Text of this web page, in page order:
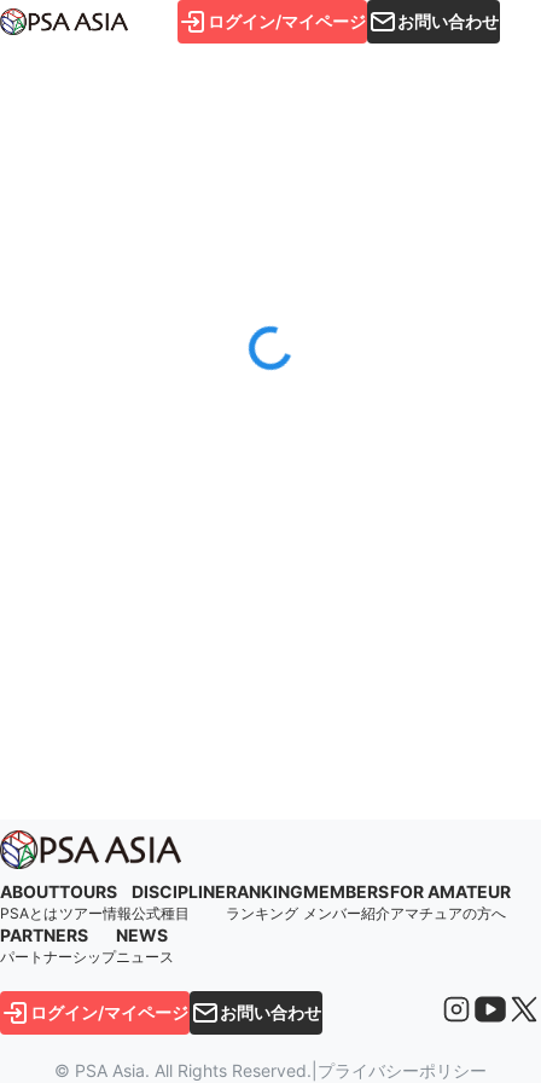
ログイン/マイページ お問い合わせ
ABOUT
PSAとは
TOURS
ツアー情報
DISCIPLINE
公式種目
RANKING
ランキング
MEMBERS
メンバー紹介
FOR AMATEUR
アマチュアの方へ
PARTNERS
パートナーシップ
NEWS
ニュース
ログイン/マイページ お問い合わせ
© PSA Asia. All Rights Reserved. プライバシーポリシー